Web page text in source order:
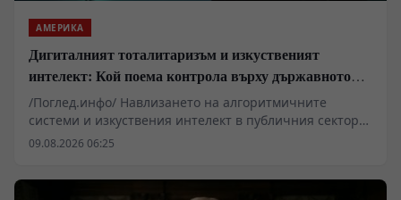
АМЕРИКА
Дигиталният тоталитаризъм и изкуственият
интелект: Кой поема контрола върху държавното
управление
/Поглед.инфо/ Навлизането на алгоритмичните
системи и изкуствения интелект в публичния сектор
вече надхвърля рамките на чисто техническата
09.08.2026 06:25